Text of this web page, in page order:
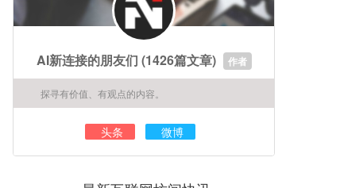
AI新连接的朋友们 (1426篇文章) 作者
探寻有价值、有观点的内容。
头条 微博